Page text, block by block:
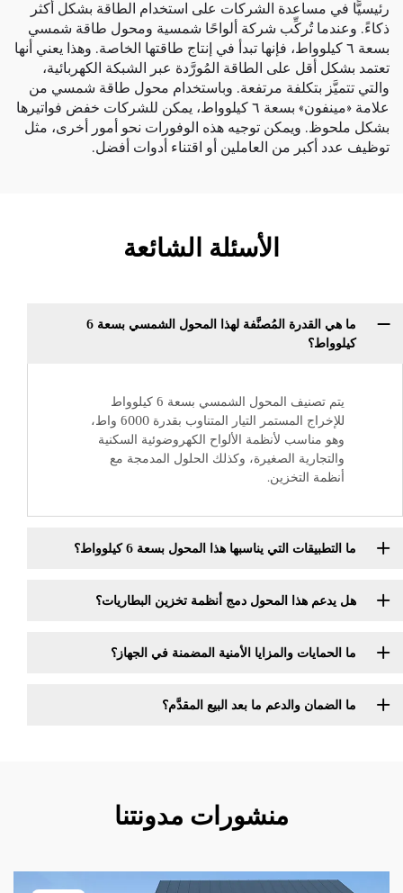
رئيسيًّا في مساعدة الشركات على استخدام الطاقة بشكل أكثر
ذكاءً. وعندما تُركِّب شركة ألواحًا شمسية ومحول طاقة شمسي
بسعة ٦ كيلوواط، فإنها تبدأ في إنتاج طاقتها الخاصة. وهذا يعني أنها
تعتمد بشكل أقل على الطاقة المُورَّدة عبر الشبكة الكهربائية،
والتي تتميَّز بتكلفة مرتفعة. وباستخدام محول طاقة شمسي من
علامة «مينفون» بسعة ٦ كيلوواط، يمكن للشركات خفض فواتيرها
بشكل ملحوظ. ويمكن توجيه هذه الوفورات نحو أمور أخرى، مثل
توظيف عدد أكبر من العاملين أو اقتناء أدوات أفضل.
الأسئلة الشائعة
ما هي القدرة المُصنَّفة لهذا المحول الشمسي بسعة 6
كيلوواط؟
يتم تصنيف المحول الشمسي بسعة 6 كيلوواط
للإخراج المستمر التيار المتناوب بقدرة 6000 واط،
وهو مناسب لأنظمة الألواح الكهروضوئية السكنية
والتجارية الصغيرة، وكذلك الحلول المدمجة مع
أنظمة التخزين.
ما التطبيقات التي يناسبها هذا المحول بسعة 6 كيلوواط؟
هل يدعم هذا المحول دمج أنظمة تخزين البطاريات؟
ما الحمايات والمزايا الأمنية المضمنة في الجهاز؟
ما الضمان والدعم ما بعد البيع المقدَّم؟
منشورات مدونتنا